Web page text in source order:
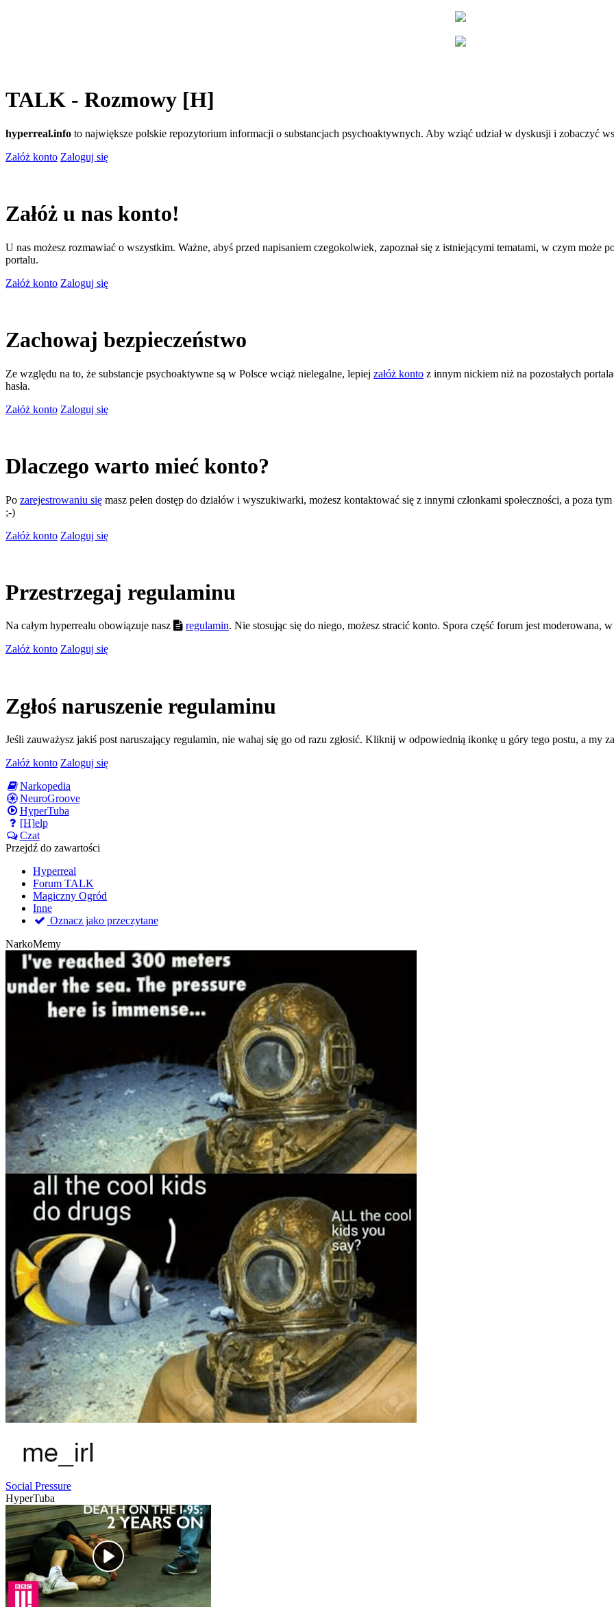
TALK - Rozmowy [H]
hyperreal.info to największe polskie repozytorium informacji o substancjach psychoaktywnych. Aby wziąć udział w dyskusji i zobaczyć
Załóż konto Zaloguj się
Załóż u nas konto!
U nas możesz rozmawiać o wszystkim. Ważne, abyś przed napisaniem czegokolwiek, zapoznał się z istniejącymi tematami, w czym może
portalu.
Załóż konto Zaloguj się
Zachowaj bezpieczeństwo
Ze względu na to, że substancje psychoaktywne są w Polsce wciąż nielegalne, lepiej załóż konto z innym nickiem niż na pozostałych
hasła.
Załóż konto Zaloguj się
Dlaczego warto mieć konto?
Po zarejestrowaniu się masz pełen dostęp do działów i wyszukiwarki, możesz kontaktować się z innymi członkami społeczności, a poza
;-)
Załóż konto Zaloguj się
Przestrzegaj regulaminu
Na całym hyperrealu obowiązuje nasz regulamin. Nie stosując się do niego, możesz stracić konto. Spora część forum jest moderowana,
Załóż konto Zaloguj się
Zgłoś naruszenie regulaminu
Jeśli zauważysz jakiś post naruszający regulamin, nie wahaj się go od razu zgłosić. Kliknij w odpowiednią ikonkę u góry tego postu, a my
Załóż konto Zaloguj się
Narkopedia
NeuroGroove
HyperTuba
[H]elp
Czat
Przejdź do zawartości
Hyperreal
Forum TALK
Magiczny Ogród
Inne
Oznacz jako przeczytane
NarkoMemy
Social Pressure
HyperTuba